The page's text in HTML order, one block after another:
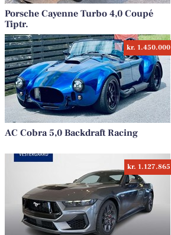
Porsche Cayenne Turbo 4,0 Coupé
Tiptr.
kr. 1.450.000
AC Cobra 5,0 Backdraft Racing
kr. 1.127.865